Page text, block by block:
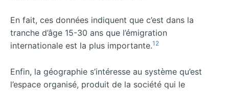
En fait, ces données indiquent que c’est dans la
tranche d’âge 15-30 ans que l’émigration
internationale est la plus importante.12
Enfin, la géographie s’intéresse au système qu’est
l’espace organisé, produit de la société qui le